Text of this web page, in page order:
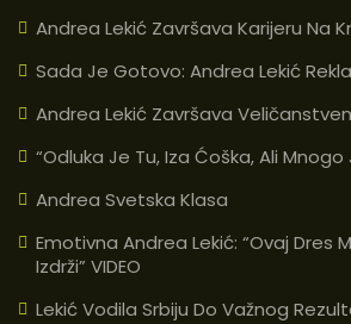
Andrea Lekić Završava Karijeru Na
Sada Je Gotovo: Andrea Lekić
Andrea Lekić Završava
“Odluka Je Tu, Iza Ćoška, Ali Mnogo
Andrea Svetska Klasa
Emotivna Andrea Lekić: “Ovaj Dres
Izdrži” VIDEO
Lekić Vodila Srbiju Do Važnog